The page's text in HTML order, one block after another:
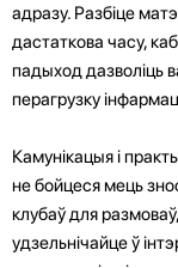
адразу. Разбіце
дастаткова часу,
падыход дазволіць
перагрузку
Камунікацыя і
не бойцеся мець
клубаў для
удзельнічайце ў